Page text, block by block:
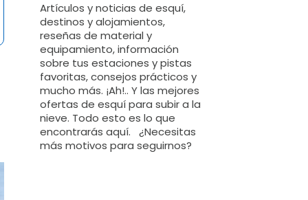
Artículos y noticias de esquí,
destinos y alojamientos,
reseñas de material y
equipamiento, información
sobre tus estaciones y pistas
favoritas, consejos prácticos y
mucho más. ¡Ah!.. Y las mejores
ofertas de esquí para subir a la
nieve. Todo esto es lo que
encontrarás aquí. ¿Necesitas
más motivos para seguirnos?